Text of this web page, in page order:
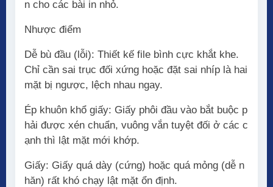
n cho các bài in nhỏ.
Nhược điểm
Dễ bù đầu (lỗi): Thiết kế file bình cực khắt khe.
Chỉ cần sai trục đối xứng hoặc đặt sai nhíp là hai
mặt bị ngược, lệch nhau ngay.
Ép khuôn khổ giấy: Giấy phôi đầu vào bắt buộc p
hải được xén chuẩn, vuông vắn tuyệt đối ở các c
ạnh thì lật mặt mới khớp.
Giấy: Giấy quá dày (cứng) hoặc quá mỏng (dễ n
hăn) rất khó chạy lật mặt ổn định.